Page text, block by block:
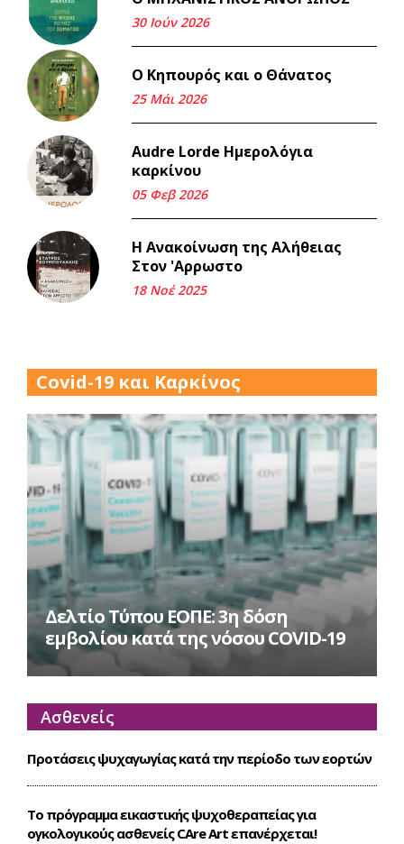
30 Ιούν 2026
Ο Κηπουρός και ο Θάνατος
25 Μάι 2026
Audre Lorde Ημερολόγια
καρκίνου
05 Φεβ 2026
Η Ανακοίνωση της Αλήθειας
Στον 'Αρρωστο
18 Νοέ 2025
σε σένα.
Μνήμη Νίκου Μαλάμου
Iμάντες και μετα - πράτες
(βαποράκια) μέρος
δεύτερον, με τον τρόπο του
06 Φεβ 2026
Covid-19 και Καρκίνος
Δελτίο Τύπου ΕΟΠΕ: 3η δόση
εμβολίου κατά της νόσου COVID-19
Ασθενείς
Προτάσεις ψυχαγωγίας κατά την περίοδο των εορτών
Το πρόγραμμα εικαστικής ψυχοθεραπείας για
ογκολογικούς ασθενείς CΑre Art επανέρχεται!